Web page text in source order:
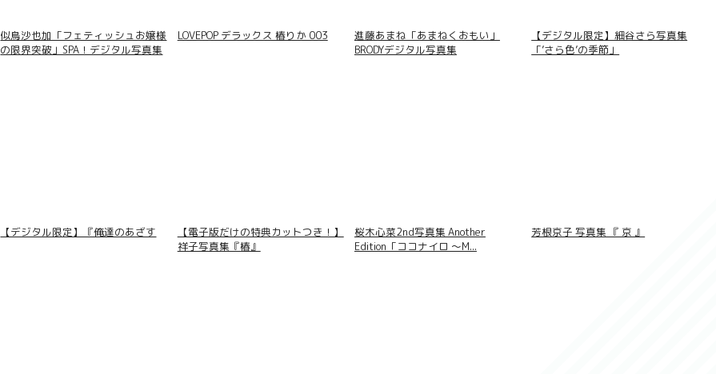
似鳥沙也加「フェティッシュお嬢様
の限界突破」SPA！デジタル写真集
LOVEPOP デラックス 椿りか 003
進藤あまね「あまねくおもい」
BRODYデジタル写真集
【デジタル限定】細谷さら写真集
「’さら色’の季節」
【デジタル限定】『俺達のあざす
【電子版だけの特典カットつき！】
祥子写真集『椿』
桜木心菜2nd写真集 Another
Edition「ココナイロ 〜M...
芳根京子 写真集 『 京 』